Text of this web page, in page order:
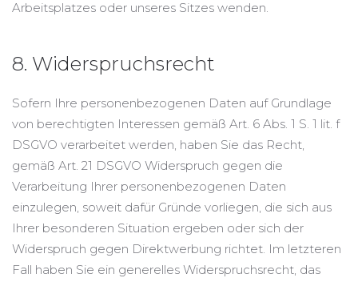
Arbeitsplatzes oder unseres Sitzes wenden.
8. Widerspruchsrecht
Sofern Ihre personenbezogenen Daten auf Grundlage
von berechtigten Interessen gemäß Art. 6 Abs. 1 S. 1 lit. f
DSGVO verarbeitet werden, haben Sie das Recht,
gemäß Art. 21 DSGVO Widerspruch gegen die
Verarbeitung Ihrer personenbezogenen Daten
einzulegen, soweit dafür Gründe vorliegen, die sich aus
Ihrer besonderen Situation ergeben oder sich der
Widerspruch gegen Direktwerbung richtet. Im letzteren
Fall haben Sie ein generelles Widerspruchsrecht, das